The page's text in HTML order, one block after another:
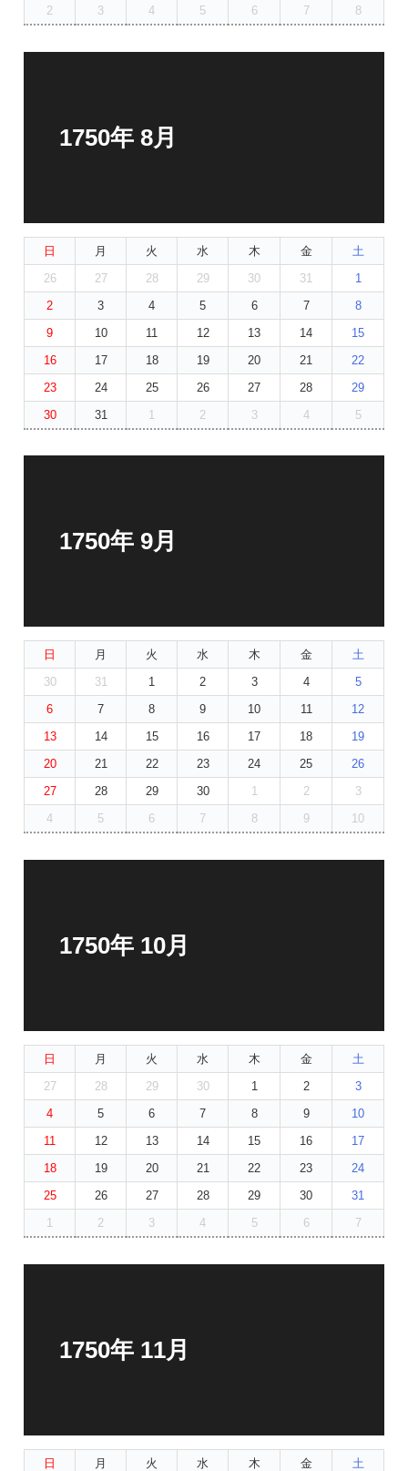
2
3 4 5 6 7 8
1750年 8月
日 月 火 水 木 金
土
26
27 28 29 30 31
1
2
3 4 5 6 7
8
9
10 11 12 13 14
15
16
17 18 19 20 21
22
23
24 25 26 27 28
29
30
31 1 2 3 4 5
1750年 9月
日 月 火 水 木 金
土
30
31 1 2 3 4
5
6
7 8 9 10 11
12
13
14 15 16 17 18
19
20
21 22 23 24 25
26
27
28 29 30 1 2
3
4
5 6 7 8 9 10
1750年 10月
日 月 火 水 木 金
土
27
28 29 30 1 2
3
4
5 6 7 8 9
10
11
12 13 14 15 16
17
18
19 20 21 22 23
24
25
26 27 28 29 30
31
1
2 3 4 5 6 7
1750年 11月
日 月 火 水 木 金
土